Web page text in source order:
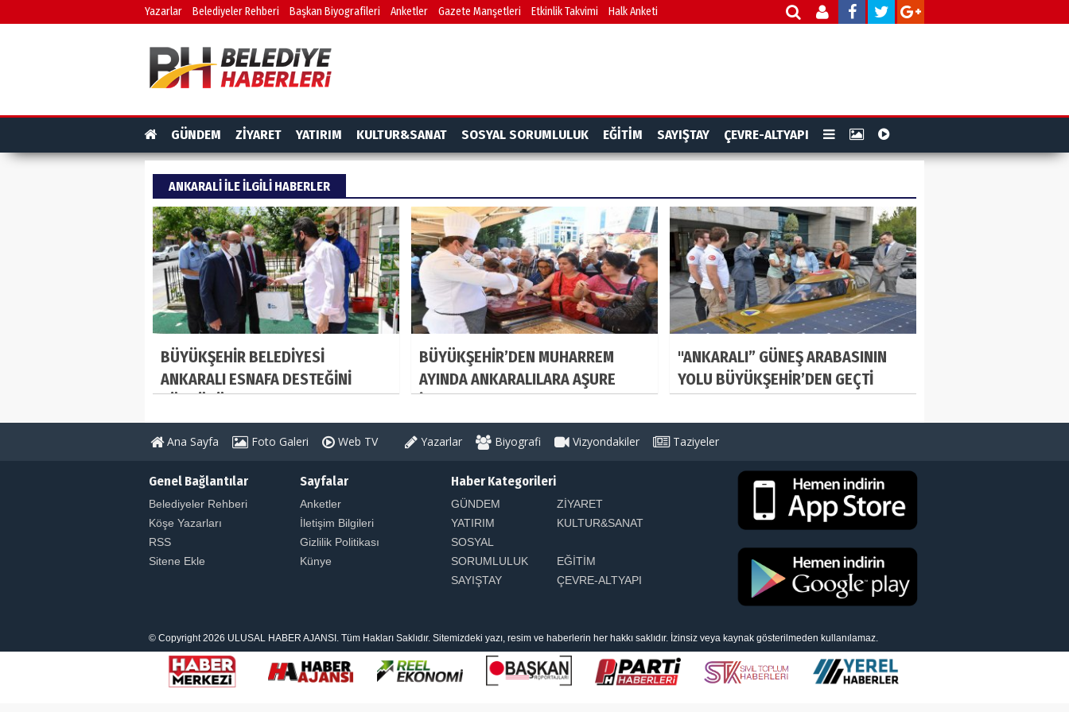
Yazarlar Belediyeler Rehberi Başkan Biyografileri Anketler Gazete Manşetleri Etkinlik Takvimi Halk Anketi
GÜNDEM ZİYARET YATIRIM KULTUR&SANAT SOSYAL SORUMLULUK EĞİTİM SAYIŞTAY ÇEVRE-ALTYAPI
ANKARALI ILE ILGILI HABERLER
BÜYÜKŞEHİR BELEDİYESİ
ANKARALI ESNAFA DESTEĞİNİ
BÜYÜKŞEHİR’DEN MUHARREM
AYINDA ANKARALILARA AŞURE
"ANKARALI” GÜNEŞ ARABASININ
YOLU BÜYÜKŞEHİR’DEN GEÇTİ
Ana Sayfa Foto Galeri Web TV Yazarlar Biyografi Vizyondakiler Taziyeler
Genel Bağlantılar
Belediyeler Rehberi
Köşe Yazarları
RSS
Sitene Ekle
Sayfalar
Anketler
İletişim Bilgileri
Gizlilik Politikası
Künye
Haber Kategorileri
GÜNDEM
ZİYARET
YATIRIM
KULTUR&SANAT
SOSYAL
SORUMLULUK
EĞİTİM
SAYIŞTAY
ÇEVRE-ALTYAPI
© Copyright 2026 ULUSAL HABER AJANSI. Tüm Hakları Saklıdır. Sitemizdeki yazı, resim ve haberlerin her hakkı saklıdır. İzinsiz veya kaynak gösterilmeden kullanılamaz.